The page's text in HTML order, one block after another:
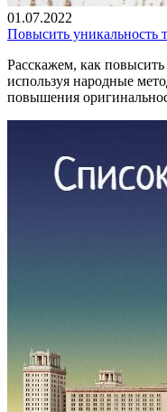
01.07.2022
Повысить уникальность
Расскажем, как повысить
используя народные
повышения